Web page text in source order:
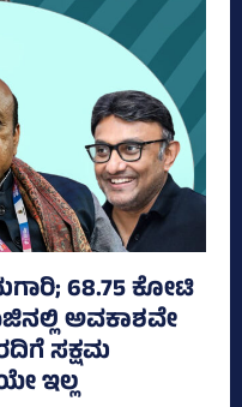
68.75 ಕೋಟಿ
ಅವಕಾಶವೇ
ಸಕ್ಷಮ
ಇಲ್ಲ